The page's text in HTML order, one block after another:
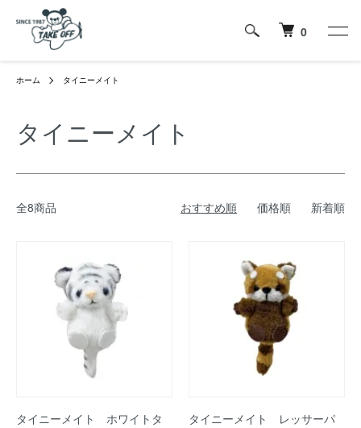
0
ホーム タイニーメイト
タイニーメイト
全8商品 おすすめ順 価格順 新着順
タイニーメイト ホワイトタ
タイニーメイト レッサーパ